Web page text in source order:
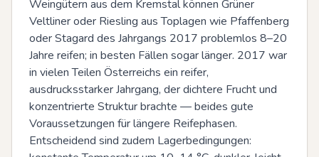
Weingütern aus dem Kremstal können Grüner
Veltliner oder Riesling aus Toplagen wie Pfaffenberg
oder Stagard des Jahrgangs 2017 problemlos 8–20
Jahre reifen; in besten Fällen sogar länger. 2017 war
in vielen Teilen Österreichs ein reifer,
ausdrucksstarker Jahrgang, der dichtere Frucht und
konzentrierte Struktur brachte — beides gute
Voraussetzungen für längere Reifephasen.
Entscheidend sind zudem Lagerbedingungen: